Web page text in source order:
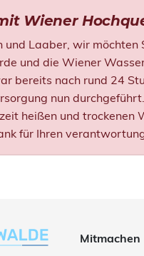
Wiener
und Laaber, wir
und die Wiener
bereits nach rund 24
nun
heißen und trockenen
für Ihren
Mitmachen